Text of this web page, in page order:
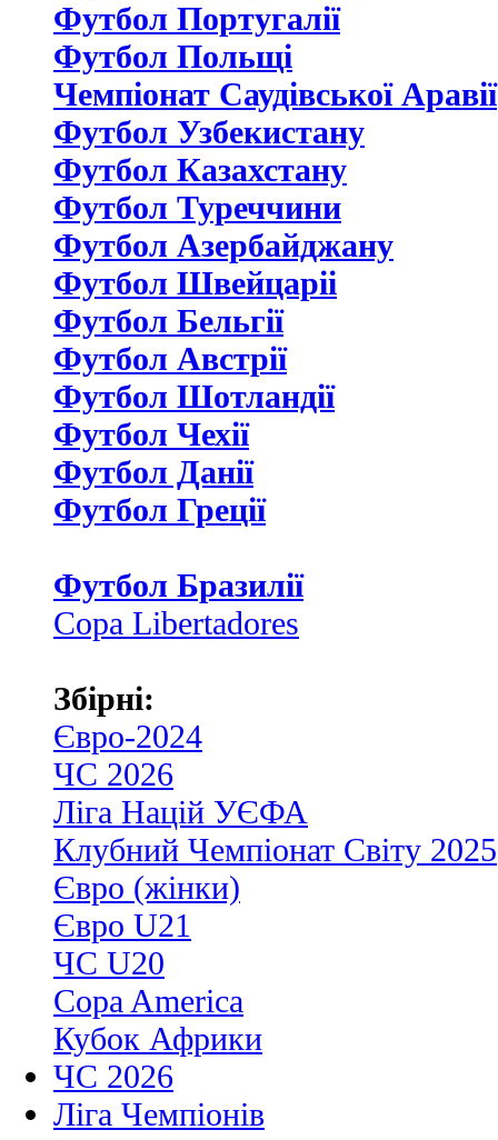
Футбол Португалії
Футбол Польщі
Чемпіонат Саудівської Аравії
Футбол Узбекистану
Футбол Казахстану
Футбол Туреччини
Футбол Азербайджану
Футбол Швейцаріі
Футбол Бельгії
Футбол Австрії
Футбол Шотландії
Футбол Чехії
Футбол Данії
Футбол Греції
Футбол Бразилії
Copa Libertadores
Збірні:
Євро-2024
ЧС 2026
Ліга Націй УЄФА
Клубний Чемпіонат Світу 2025
Євро (жінки)
Євро U21
ЧС U20
Copa America
Кубок Африки
ЧС 2026
Ліга Чемпіонів